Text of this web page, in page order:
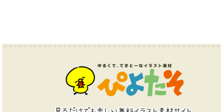
見るだけでも楽しい無料イラスト素材サイト